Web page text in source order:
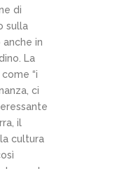
di
sulla
anche in
La
“i
ci
il
cultura